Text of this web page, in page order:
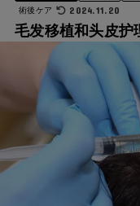
術後ケア 2024.11.20
毛发移植和头皮护